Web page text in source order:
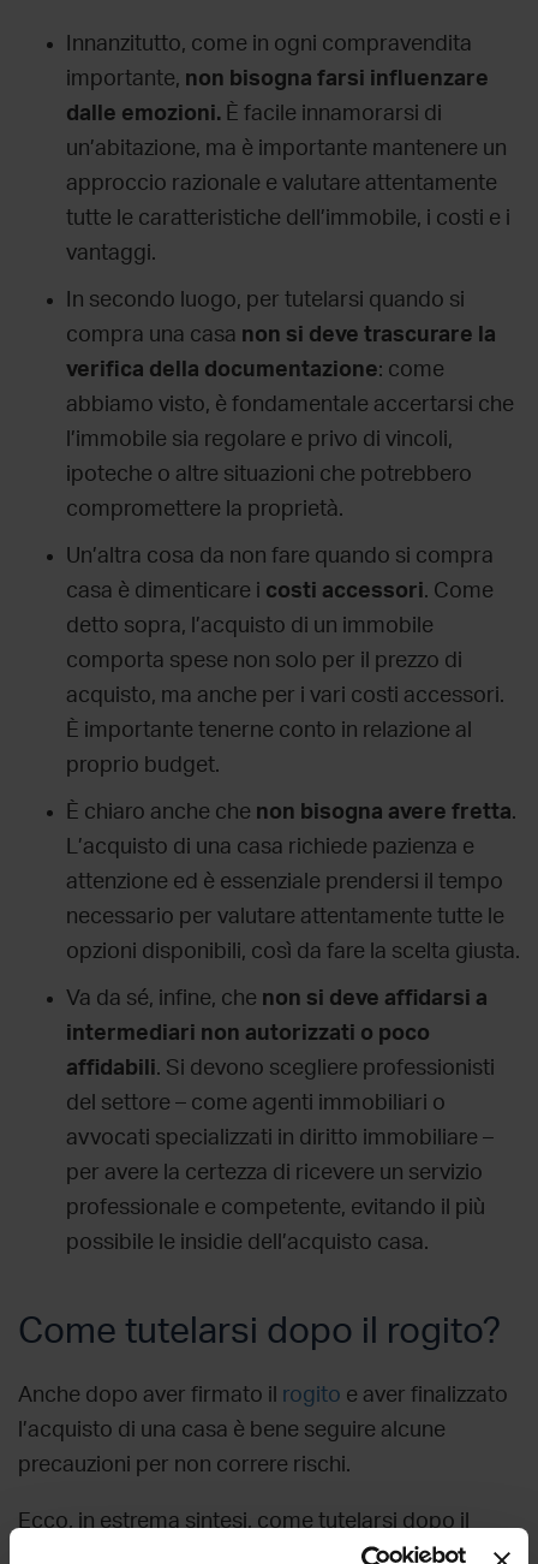
Innanzitutto, come in ogni compravendita
importante, non bisogna farsi influenzare
dalle emozioni. È facile innamorarsi di
un’abitazione, ma è importante mantenere un
approccio razionale e valutare attentamente
tutte le caratteristiche dell’immobile, i costi e i
vantaggi.
In secondo luogo, per tutelarsi quando si
compra una casa non si deve trascurare la
verifica della documentazione: come
abbiamo visto, è fondamentale accertarsi che
l’immobile sia regolare e privo di vincoli,
ipoteche o altre situazioni che potrebbero
compromettere la proprietà.
Un’altra cosa da non fare quando si compra
casa è dimenticare i costi accessori. Come
detto sopra, l’acquisto di un immobile
comporta spese non solo per il prezzo di
acquisto, ma anche per i vari costi accessori.
È importante tenerne conto in relazione al
proprio budget.
È chiaro anche che non bisogna avere fretta.
L’acquisto di una casa richiede pazienza e
attenzione ed è essenziale prendersi il tempo
necessario per valutare attentamente tutte le
opzioni disponibili, così da fare la scelta giusta.
Va da sé, infine, che non si deve affidarsi a
intermediari non autorizzati o poco
affidabili. Si devono scegliere professionisti
del settore – come agenti immobiliari o
avvocati specializzati in diritto immobiliare –
per avere la certezza di ricevere un servizio
professionale e competente, evitando il più
possibile le insidie dell’acquisto casa.
Come tutelarsi dopo il rogito?
Anche dopo aver firmato il rogito e aver finalizzato
l’acquisto di una casa è bene seguire alcune
precauzioni per non correre rischi.
Ecco, in estrema sintesi, come tutelarsi dopo il